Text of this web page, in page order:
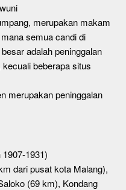
merupakan makam
semua candi di
adalah peninggalan
beberapa situs
merupakan peninggalan
1931)
dari pusat kota Malang),
(69 km), Kondang